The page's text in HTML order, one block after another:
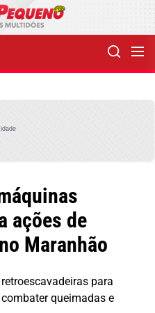
ações de
Maranhão
para
queimadas e